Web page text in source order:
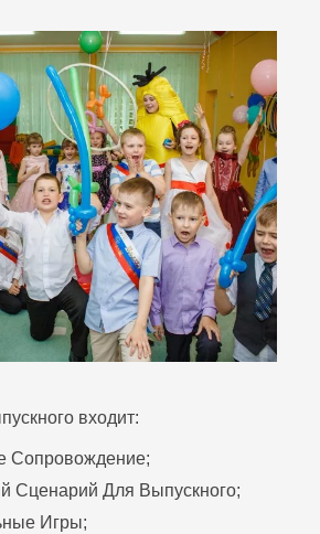
входит:
Сопровождение;
Сценарий Для Выпускного;
Игры;